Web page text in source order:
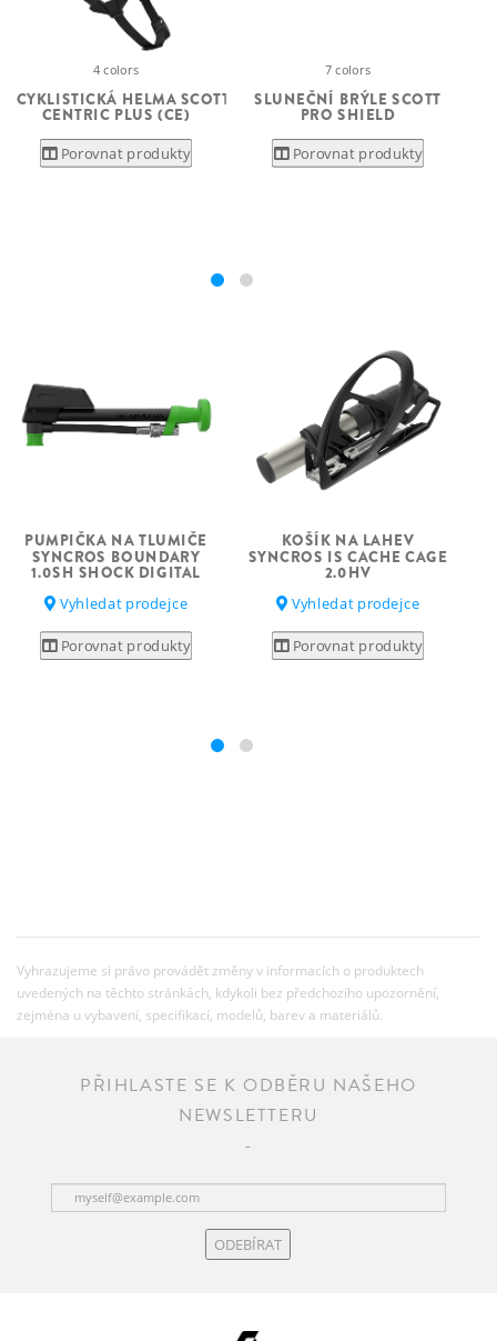
4 colors
CYKLISTICKÁ HELMA SCOTT
CENTRIC PLUS (CE)
Porovnat produkty
7 colors
SLUNEČNÍ BRÝLE SCOTT
PRO SHIELD
Porovnat produkty
PUMPIČKA NA TLUMIČE
SYNCROS BOUNDARY
1.0SH SHOCK DIGITAL
Vyhledat prodejce
Porovnat produkty
KOŠÍK NA LAHEV
SYNCROS IS CACHE CAGE
2.0HV
Vyhledat prodejce
Porovnat produkty
Vyhrazujeme si právo provádět změny v informacích o produktech
uvedených na těchto stránkách, kdykoli bez předchozího upozornění,
zejména u vybavení, specifikací, modelů, barev a materiálů.
PŘIHLASTE SE K ODBĚRU NAŠEHO
NEWSLETTERU
ODEBÍRAT